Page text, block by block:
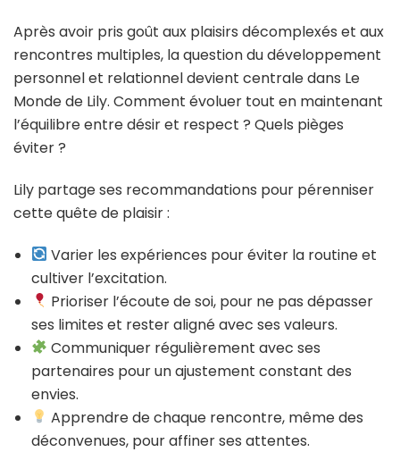
Après avoir pris goût aux plaisirs décomplexés et aux
rencontres multiples, la question du développement
personnel et relationnel devient centrale dans Le
Monde de Lily. Comment évoluer tout en maintenant
l’équilibre entre désir et respect ? Quels pièges
éviter ?
Lily partage ses recommandations pour pérenniser
cette quête de plaisir :
Varier les expériences pour éviter la routine et
cultiver l’excitation.
Prioriser l’écoute de soi, pour ne pas dépasser
ses limites et rester aligné avec ses valeurs.
Communiquer régulièrement avec ses
partenaires pour un ajustement constant des
envies.
Apprendre de chaque rencontre, même des
déconvenues, pour affiner ses attentes.